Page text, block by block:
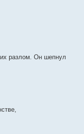
разлом. Он шепнул